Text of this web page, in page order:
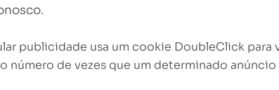
publicidade usa um cookie DoubleClick para
número de vezes que um determinado anúncio